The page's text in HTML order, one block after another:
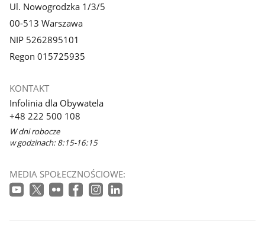
Ul. Nowogrodzka 1/3/5
00-513 Warszawa
NIP 5262895101
Regon 015725935
KONTAKT
Infolinia dla Obywatela
+48 222 500 108
W dni robocze
w godzinach: 8:15-16:15
MEDIA SPOŁECZNOŚCIOWE: